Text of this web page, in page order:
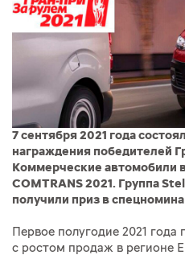
7 сентября 2021 года
награждения победителей
Коммерческие автомобили
COMTRANS 2021. Группа
получили приз в
Первое полугодие 2021 года
с ростом продаж в регионе